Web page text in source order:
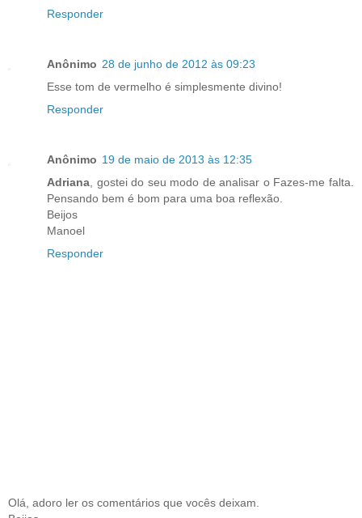
Responder
Anônimo 28 de junho de 2012 às 09:23
Esse tom de vermelho é simplesmente divino!
Responder
Anônimo 19 de maio de 2013 às 12:35
Adriana, gostei do seu modo de analisar o Fazes-me falta.
Pensando bem é bom para uma boa reflexão.
Beijos
Manoel
Responder
Olá, adoro ler os comentários que vocês deixam.